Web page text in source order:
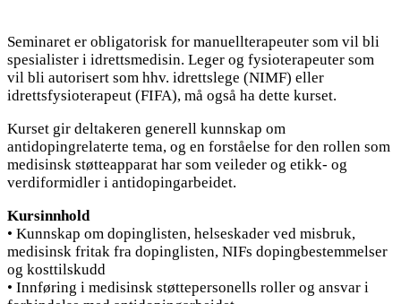
Seminaret er obligatorisk for manuellterapeuter som vil bli
spesialister i idrettsmedisin. Leger og fysioterapeuter som
vil bli autorisert som hhv. idrettslege (NIMF) eller
idrettsfysioterapeut (FIFA), må også ha dette kurset.
Kurset gir deltakeren generell kunnskap om
antidopingrelaterte tema, og en forståelse for den rollen som
medisinsk støtteapparat har som veileder og etikk- og
verdiformidler i antidopingarbeidet.
Kursinnhold
• Kunnskap om dopinglisten, helseskader ved misbruk,
medisinsk fritak fra dopinglisten, NIFs dopingbestemmelser
og kosttilskudd
• Innføring i medisinsk støttepersonells roller og ansvar i